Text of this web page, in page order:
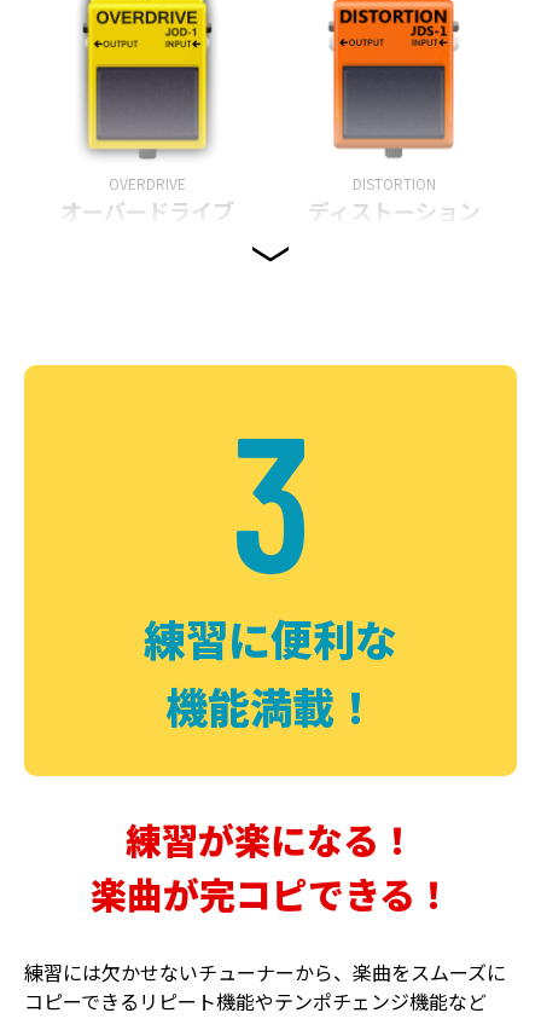
OVERDRIVE
オーバードライブ
DISTORTION
ディストーション
DELAY PHASER
3
練習に便利な
機能満載！
練習が楽になる！
楽曲が完コピできる！
練習には欠かせないチューナーから、楽曲をスムーズに
コピーできるリピート機能やテンポチェンジ機能など